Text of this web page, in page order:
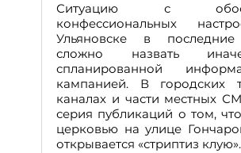
Ситуацию с
конфессиональных
Ульяновске в
сложно назвать
спланированной
кампанией. В городских
каналах и части местных
серия публикаций о том,
церковью на улице
открывается «стриптиз клую».